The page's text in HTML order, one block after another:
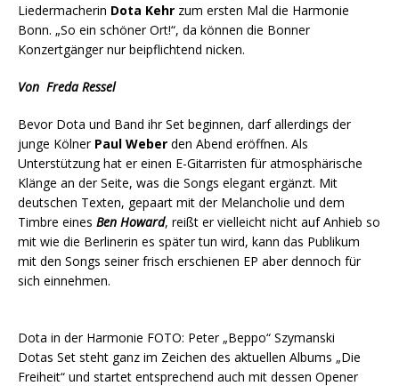
Liedermacherin Dota Kehr zum ersten Mal die Harmonie
Bonn. „So ein schöner Ort!“, da können die Bonner
Konzertgänger nur beipflichtend nicken.
Von Freda Ressel
Bevor Dota und Band ihr Set beginnen, darf allerdings der
junge Kölner Paul Weber den Abend eröffnen. Als
Unterstützung hat er einen E-Gitarristen für atmosphärische
Klänge an der Seite, was die Songs elegant ergänzt. Mit
deutschen Texten, gepaart mit der Melancholie und dem
Timbre eines Ben Howard, reißt er vielleicht nicht auf Anhieb so
mit wie die Berlinerin es später tun wird, kann das Publikum
mit den Songs seiner frisch erschienen EP aber dennoch für
sich einnehmen.
Dota in der Harmonie FOTO: Peter „Beppo“ Szymanski
Dotas Set steht ganz im Zeichen des aktuellen Albums „Die
Freiheit“ und startet entsprechend auch mit dessen Opener